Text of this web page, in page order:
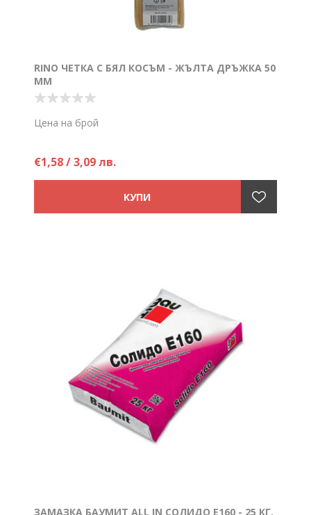
RINO ЧЕТКА С БЯЛ КОСЪМ - ЖЪЛТА ДРЪЖКА 50
ММ
Цена на брой
€1,58 / 3,09 лв.
ЗАМАЗКА БАУМИТ ALL IN СОЛИДО Е160 - 25 КГ,